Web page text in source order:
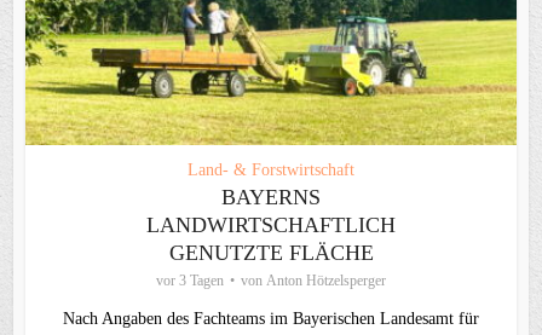
Land- & Forstwirtschaft
BAYERNS
LANDWIRTSCHAFTLICH
GENUTZTE FLÄCHE
vor 3 Tagen von Anton Hötzelsperger
Nach Angaben des Fachteams im Bayerischen Landesamt für